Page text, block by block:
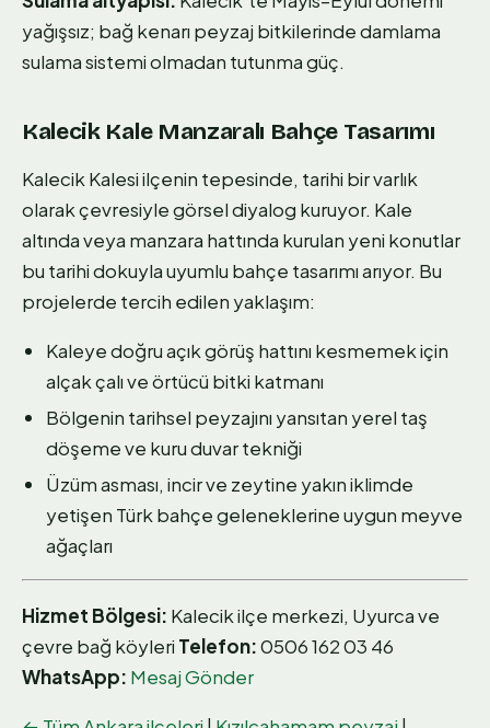
yağışsız; bağ kenarı peyzaj bitkilerinde damlama
sulama sistemi olmadan tutunma güç.
Kalecik Kale Manzaralı Bahçe Tasarımı
Kalecik Kalesi ilçenin tepesinde, tarihi bir varlık
olarak çevresiyle görsel diyalog kuruyor. Kale
altında veya manzara hattında kurulan yeni konutlar
bu tarihi dokuyla uyumlu bahçe tasarımı arıyor. Bu
projelerde tercih edilen yaklaşım:
Kaleye doğru açık görüş hattını kesmemek için
alçak çalı ve örtücü bitki katmanı
Bölgenin tarihsel peyzajını yansıtan yerel taş
döşeme ve kuru duvar tekniği
Üzüm asması, incir ve zeytine yakın iklimde
yetişen Türk bahçe geleneklerine uygun meyve
ağaçları
Hizmet Bölgesi: Kalecik ilçe merkezi, Uyurca ve
çevre bağ köyleri Telefon:0506 162 03 46
WhatsApp: Mesaj Gönder